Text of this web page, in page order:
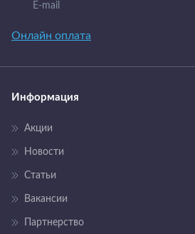
E-mail
Онлайн оплата
Информация
Акции
Новости
Статьи
Вакансии
Партнерство